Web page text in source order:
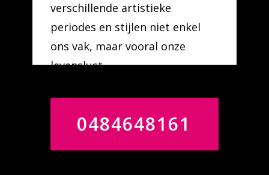
verschillende artistieke
periodes en stijlen niet enkel
ons vak, maar vooral onze
levenslust.
0484648161